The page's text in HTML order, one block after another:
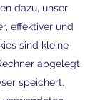
dazu, unser
effektiver und
sind kleine
abgelegt
speichert.